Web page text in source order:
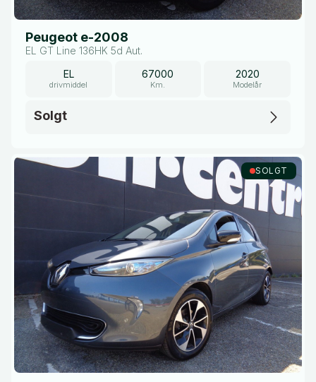
Peugeot e-2008
EL GT Line 136HK 5d Aut.
EL
drivmiddel
67000
Km.
2020
Modelår
Solgt
SOLGT